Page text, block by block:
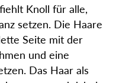
Knoll für alle,
setzen. Die Haare
Seite mit der
und eine
Das Haar als